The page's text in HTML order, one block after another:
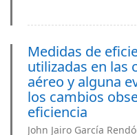
Medidas de
utilizadas en las
aéreo y alguna
los cambios
eficiencia
John Jairo García